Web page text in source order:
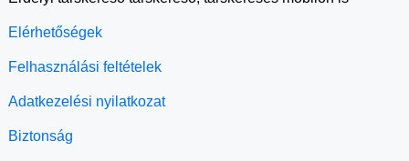
Elérhetőségek
Felhasználási feltételek
Adatkezelési nyilatkozat
Biztonság